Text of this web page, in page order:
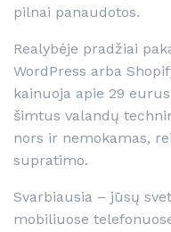
pilnai panaudotos.
Realybėje pradžiai
WordPress arba
kainuoja apie 29
šimtus valandų
nors ir nemokamas,
supratimo.
Svarbiausia – jūsų
mobiliuose